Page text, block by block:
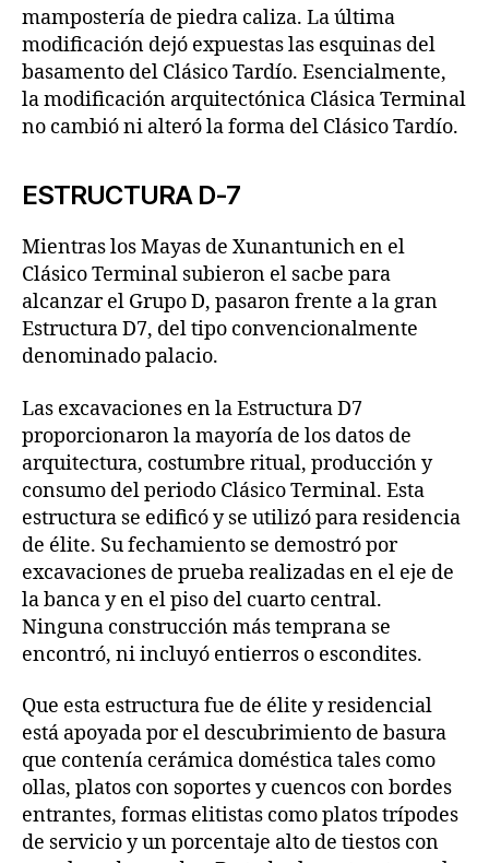
mampostería de piedra caliza. La última
modificación dejó expuestas las esquinas del
basamento del Clásico Tardío. Esencialmente,
la modificación arquitectónica Clásica Terminal
no cambió ni alteró la forma del Clásico Tardío.
ESTRUCTURA D-7
Mientras los Mayas de Xunantunich en el
Clásico Terminal subieron el sacbe para
alcanzar el Grupo D, pasaron frente a la gran
Estructura D7, del tipo convencionalmente
denominado palacio.
Las excavaciones en la Estructura D7
proporcionaron la mayoría de los datos de
arquitectura, costumbre ritual, producción y
consumo del periodo Clásico Terminal. Esta
estructura se edificó y se utilizó para residencia
de élite. Su fechamiento se demostró por
excavaciones de prueba realizadas en el eje de
la banca y en el piso del cuarto central.
Ninguna construcción más temprana se
encontró, ni incluyó entierros o escondites.
Que esta estructura fue de élite y residencial
está apoyada por el descubrimiento de basura
que contenía cerámica doméstica tales como
ollas, platos con soportes y cuencos con bordes
entrantes, formas elitistas como platos trípodes
de servicio y un porcentaje alto de tiestos con